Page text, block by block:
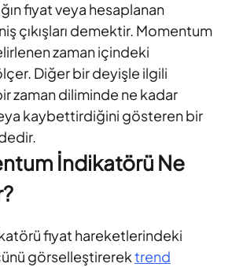
fiyat veya hesaplanan
çıkışları demektir. Momentum
zaman içindeki
Diğer bir deyişle ilgili
zaman diliminde ne kadar
kaybettirdiğini gösteren bir
İndikatörü Ne
fiyat hareketlerindeki
görselleştirerektrend